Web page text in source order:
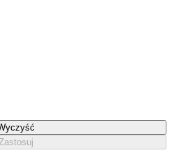
Zastosuj